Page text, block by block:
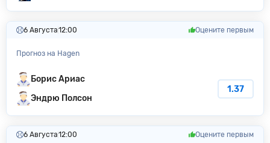
6 Августа12:00 Оцените первым
Прогноз на Hagen
Борис Ариас
Эндрю Полсон
1.37
6 Августа12:00 Оцените первым